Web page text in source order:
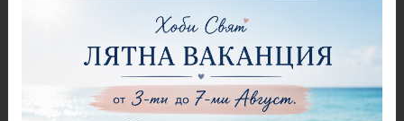
Декупажна хартия - Други
Антични пасти
Грунд, Основи, Релефни
Грунд и почистващи
разтвори
Платна за рисуване
Стативи и поставки